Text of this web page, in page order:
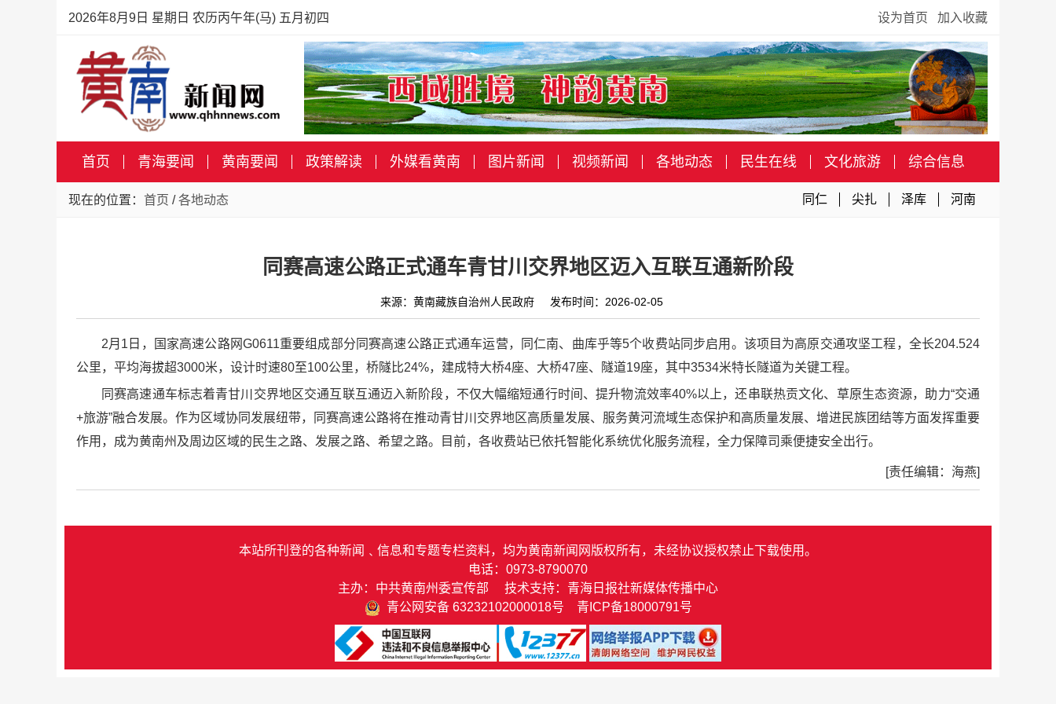
2026年8月9日 星期日 农历丙午年(马) 五月初四 设为首页 加入收藏
首页 青海要闻 黄南要闻 政策解读 外媒看黄南 图片新闻 视频新闻 各地动态 民生在线 文化旅游 综合信息
现在的位置： 首页 /各地动态 同仁 尖扎 泽库 河南
同赛高速公路正式通车青甘川交界地区迈入互联互通新阶段
来源：黄南藏族自治州人民政府 发布时间：2026-02-05
2月1日，国家高速公路网G0611重要组成部分同赛高速公路正式通车运营，同仁南、曲库乎等5个收费站同步启用。该项目为高原交通攻坚工程，全长204.524
公里，平均海拔超3000米，设计时速80至100公里，桥隧比24%，建成特大桥4座、大桥47座、隧道19座，其中3534米特长隧道为关键工程。
同赛高速通车标志着青甘川交界地区交通互联互通迈入新阶段，不仅大幅缩短通行时间、提升物流效率40%以上，还串联热贡文化、草原生态资源，助力“交通
+旅游”融合发展。作为区域协同发展纽带，同赛高速公路将在推动青甘川交界地区高质量发展、服务黄河流域生态保护和高质量发展、增进民族团结等方面发挥重要
作用，成为黄南州及周边区域的民生之路、发展之路、希望之路。目前，各收费站已依托智能化系统优化服务流程，全力保障司乘便捷安全出行。
[责任编辑：海燕]
本站所刊登的各种新闻﹑信息和专题专栏资料，均为黄南新闻网版权所有，未经协议授权禁止下载使用。
电话：0973-8790070
主办：中共黄南州委宣传部 技术支持：青海日报社新媒体传播中心
青公网安备 63232102000018号
青ICP备18000791号